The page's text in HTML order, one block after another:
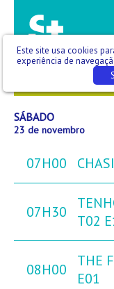
22
SÁBADO
23 de novembro
07H00
07H30
T02
08H00
THE
E01
Este site usa cookies
experiência de